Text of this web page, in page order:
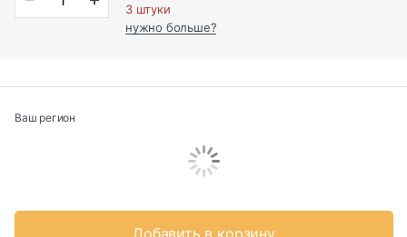
3 штуки
нужно больше?
Ваш регион